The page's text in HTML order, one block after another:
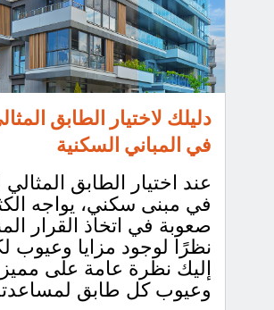
دليلك لاختيار الطابق
في المباني السكنية
عند اختيار الطابق
في مبنى سكني، يواجه
صعوبة في اتخاذ القرار
نظرًا لوجود مزايا وعيوب
إليك نظرة عامة على
وعيوب كل طابق